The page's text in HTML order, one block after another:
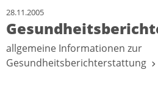
28.11.2005
allgemeine Informationen zur
Gesundheitsberichterstattung